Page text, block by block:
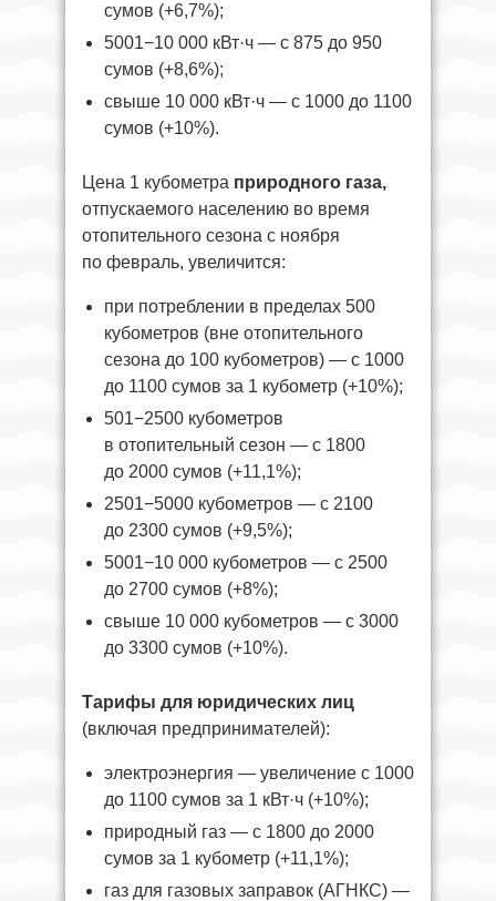
сумов (+6,7%);
5001−10 000 кВт·ч — с 875 до 950
сумов (+8,6%);
свыше 10 000 кВт·ч — с 1000 до 1100
сумов (+10%).
Цена 1 кубометра природного газа,
отпускаемого населению во время
отопительного сезона с ноября
по февраль, увеличится:
при потреблении в пределах 500
кубометров (вне отопительного
сезона до 100 кубометров) — с 1000
до 1100 сумов за 1 кубометр (+10%);
501−2500 кубометров
в отопительный сезон — с 1800
до 2000 сумов (+11,1%);
2501−5000 кубометров — с 2100
до 2300 сумов (+9,5%);
5001−10 000 кубометров — с 2500
до 2700 сумов (+8%);
свыше 10 000 кубометров — с 3000
до 3300 сумов (+10%).
Тарифы для юридических лиц
(включая предпринимателей):
электроэнергия — увеличение с 1000
до 1100 сумов за 1 кВт·ч (+10%);
природный газ — с 1800 до 2000
сумов за 1 кубометр (+11,1%);
газ для газовых заправок (АГНКС) —